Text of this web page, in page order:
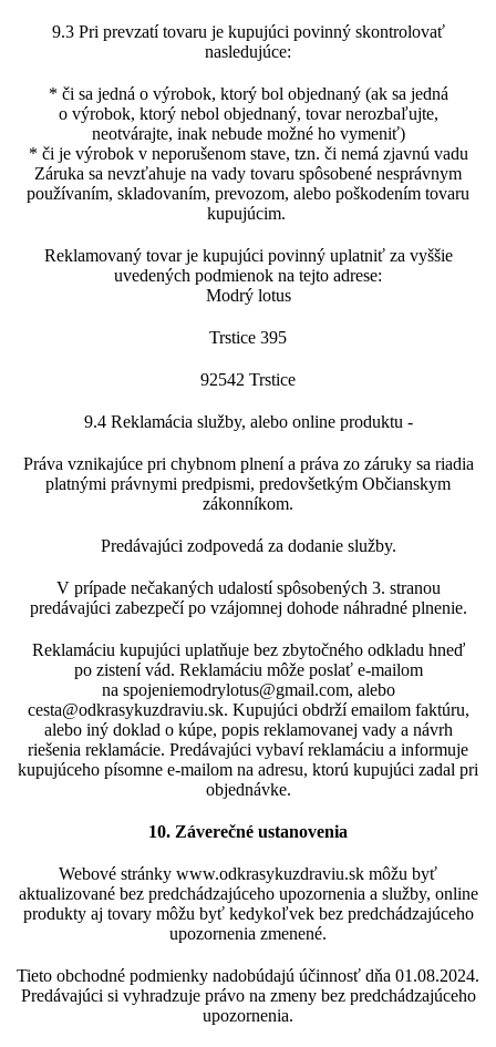
9.3 Pri prevzatí tovaru je kupujúci povinný skontrolovať
nasledujúce:
* či sa jedná o výrobok, ktorý bol objednaný (ak sa jedná
o výrobok, ktorý nebol objednaný, tovar nerozbaľujte,
neotvárajte, inak nebude možné ho vymeniť)
* či je výrobok v neporušenom stave, tzn. či nemá zjavnú vadu
Záruka sa nevzťahuje na vady tovaru spôsobené nesprávnym
používaním, skladovaním, prevozom, alebo poškodením tovaru
kupujúcim.
Reklamovaný tovar je kupujúci povinný uplatniť za vyššie
uvedených podmienok na tejto adrese:
Modrý lotus
Trstice 395
92542 Trstice
9.4 Reklamácia služby, alebo online produktu -
Práva vznikajúce pri chybnom plnení a práva zo záruky sa riadia
platnými právnymi predpismi, predovšetkým Občianskym
zákonníkom.
Predávajúci zodpovedá za dodanie služby.
V prípade nečakaných udalostí spôsobených 3. stranou
predávajúci zabezpečí po vzájomnej dohode náhradné plnenie.
Reklamáciu kupujúci uplatňuje bez zbytočného odkladu hneď
po zistení vád. Reklamáciu môže poslať e-mailom
na spojeniemodrylotus@gmail.com, alebo
cesta@odkrasykuzdraviu.sk. Kupujúci obdrží emailom faktúru,
alebo iný doklad o kúpe, popis reklamovanej vady a návrh
riešenia reklamácie. Predávajúci vybaví reklamáciu a informuje
kupujúceho písomne e-mailom na adresu, ktorú kupujúci zadal pri
objednávke.
10. Záverečné ustanovenia
Webové stránky www.odkrasykuzdraviu.sk môžu byť
aktualizované bez predchádzajúceho upozornenia a služby, online
produkty aj tovary môžu byť kedykoľvek bez predchádzajúceho
upozornenia zmenené.
Tieto obchodné podmienky nadobúdajú účinnosť dňa 01.08.2024.
Predávajúci si vyhradzuje právo na zmeny bez predchádzajúceho
upozornenia.